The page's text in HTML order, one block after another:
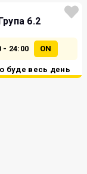
6.2
- 24:00 ON
буде весь день